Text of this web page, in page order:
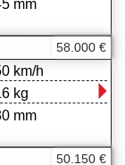
mm
58.000 €
km/h
kg
mm
50.150 €